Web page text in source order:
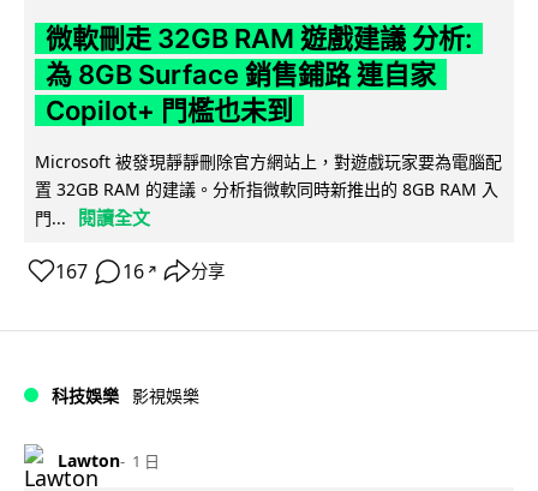
微軟刪走 32GB RAM 遊戲建議 分析:
為 8GB Surface 銷售鋪路 連自家
Copilot+ 門檻也未到
Microsoft 被發現靜靜刪除官方網站上，對遊戲玩家要為電腦配
置 32GB RAM 的建議。分析指微軟同時新推出的 8GB RAM 入
門...
閱讀全文
167 16 ↗ 分享
科技娛樂 影視娛樂
Lawton 1 日